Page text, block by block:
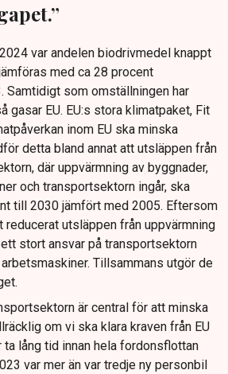
var andelen biodrivmedel knappt
med ca 28 procent
Samtidigt som omställningen har
gasar EU. EU:s stora klimatpaket, Fit
inom EU ska minska
detta bland annat att utsläppen från
där uppvärmning av byggnader,
och transportsektorn ingår, ska
till 2030 jämfört med 2005. Eftersom
utsläppen från uppvärmning
stort ansvar på transportsektorn
Tillsammans utgör de
är central för att minska
om vi ska klara kraven från EU
lång tid innan hela fordonsflottan
var mer än var tredje ny personbil